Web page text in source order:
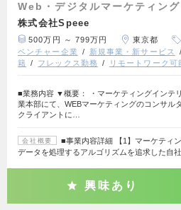
Web・デジタルマーケティング
株式会社Speee
500万円 ～ 799万円 東京都
ベンチャー企業
新規事業・新サービス
籍
フレックス勤務 リモートワーク可
■業務内容 ▼概要： ・マーケティングインテ
業本部にて、WEBマーケティングのコンサル
クライアントに…
会社概要
■事業内容詳細 【1】マーケティ
データを処理するアルゴリズムを追求した自
興味あり